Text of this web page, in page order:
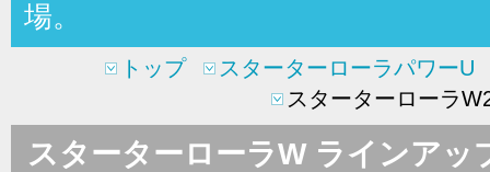
場。
トップ
スターターローラパワーU
スターターローラ
スターターローラW ラインアッ